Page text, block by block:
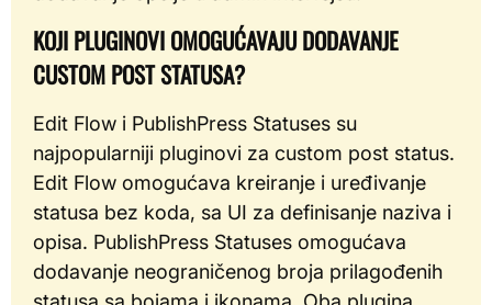
KOJI PLUGINOVI OMOGUĆAVAJU DODAVANJE
CUSTOM POST STATUSA?
Edit Flow i PublishPress Statuses su
najpopularniji pluginovi za custom post status.
Edit Flow omogućava kreiranje i uređivanje
statusa bez koda, sa UI za definisanje naziva i
opisa. PublishPress Statuses omogućava
dodavanje neograničenog broja prilagođenih